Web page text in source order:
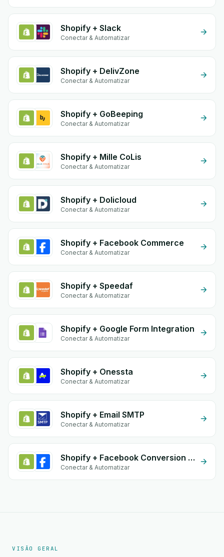
Shopify + Slack
Conectar & Automatizar
Shopify + DelivZone
Conectar & Automatizar
Shopify + GoBeeping
Conectar & Automatizar
Shopify + Mille CoLis
Conectar & Automatizar
Shopify + Dolicloud
Conectar & Automatizar
Shopify + Facebook Commerce
Conectar & Automatizar
Shopify + Speedaf
Conectar & Automatizar
Shopify + Google Form Integration
Conectar & Automatizar
Shopify + Onessta
Conectar & Automatizar
Shopify + Email SMTP
Conectar & Automatizar
Shopify + Facebook Conversion API (CAPI)
Conectar & Automatizar
VISÃO GERAL